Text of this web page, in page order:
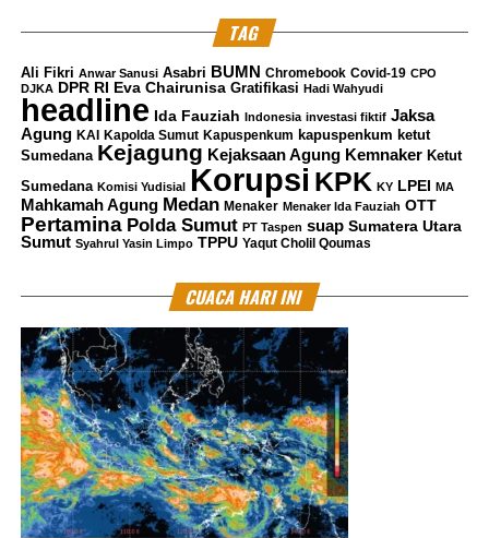
TAG
Ali Fikri Anwar Sanusi Asabri BUMN Chromebook Covid-19 CPO
DJKA
DPR RI Eva Chairunisa Gratifikasi Hadi Wahyudi
headline Ida Fauziah Indonesia investasi fiktif Jaksa
Agung KAI Kapolda Sumut Kapuspenkum kapuspenkum ketut
Sumedana Kejagung Kejaksaan Agung Kemnaker Ketut
Sumedana Komisi Yudisial Korupsi KPK KY LPEI MA
Mahkamah Agung Medan Menaker Menaker Ida Fauziah OTT
Pertamina Polda Sumut PT Taspen suap Sumatera Utara
Sumut Syahrul Yasin Limpo TPPU Yaqut Cholil Qoumas
CUACA HARI INI